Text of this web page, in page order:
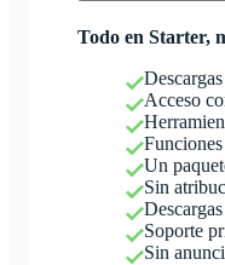
Todo en Starter,
Acceso
Un
Sin
Soporte
Sin